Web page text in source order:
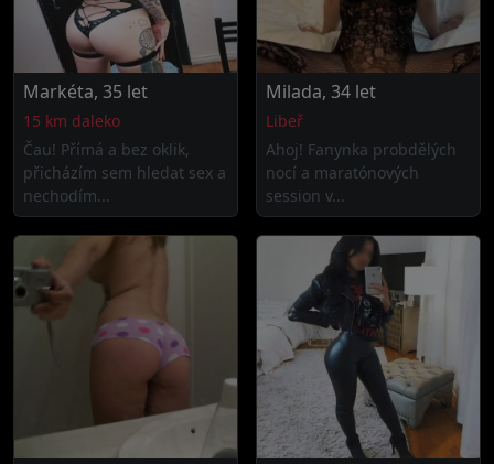
Markéta, 35 let
15 km daleko
Čau! Přímá a bez oklik,
přicházím sem hledat sex a
nechodím...
Milada, 34 let
Libeř
Ahoj! Fanynka probdělých
nocí a maratónových
session v...